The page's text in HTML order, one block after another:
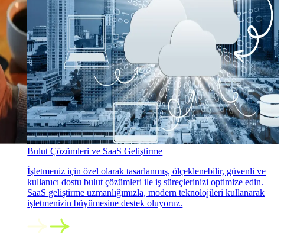
Bulut Çözümleri ve SaaS Geliştirme
İşletmeniz için özel olarak tasarlanmış, ölçeklenebilir, güvenli ve
kullanıcı dostu bulut çözümleri ile iş süreçlerinizi optimize edin.
SaaS geliştirme uzmanlığımızla, modern teknolojileri kullanarak
işletmenizin büyümesine destek oluyoruz.